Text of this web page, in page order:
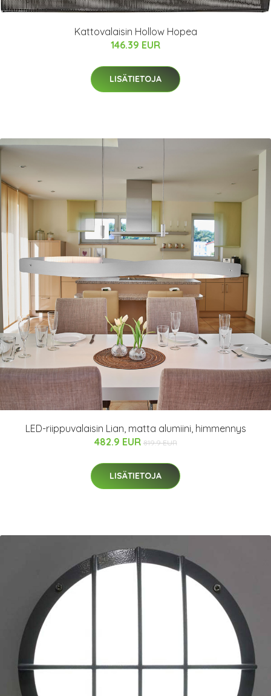
Kattovalaisin Hollow Hopea
146.39 EUR
LISÄTIETOJA
LED-riippuvalaisin Lian, matta alumiini, himmennys
482.9 EUR 819.9 EUR
LISÄTIETOJA